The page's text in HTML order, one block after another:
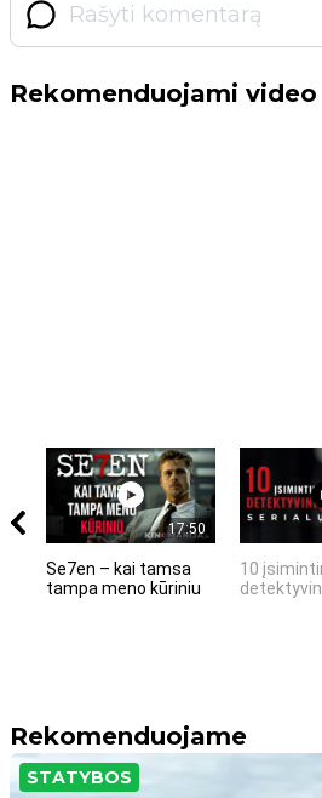
Rekomenduojami video
17:50
Se7en – kai tamsa
tampa meno kūriniu
10
Rekomenduojame
STATYBOS